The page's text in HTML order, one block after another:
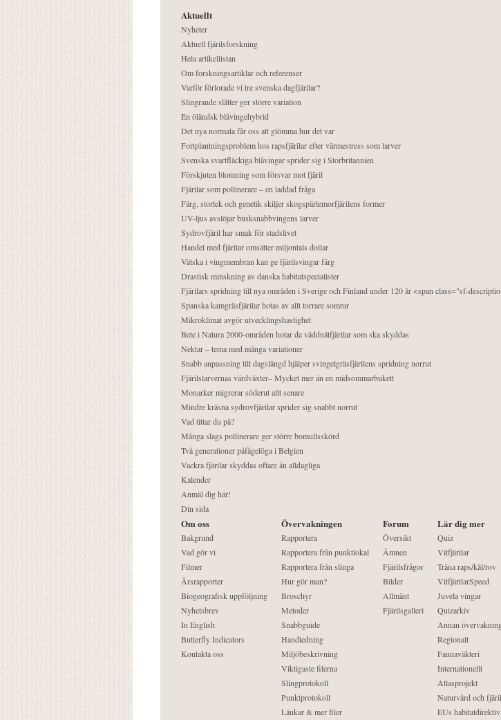
Aktuellt
Nyheter
Aktuell fjärilsforskning
Hela artikellistan
Om forskningsartiklar och referenser
Varför förlorade vi tre svenska dagfjärilar?
Slingrande slåtter ger större variation
En öländsk blåvingehybrid
Det nya normala får oss att glömma hur det var
Fortplantningsproblem hos rapsfjärilar efter värmestress som larver
Svenska svartfläckiga blåvingar sprider sig i Storbritannien
Förskjuten blomning som försvar mot fjäril
Fjärilar som pollinerare – en laddad fråga
Färg, storlek och genetik skiljer skogspärlemorfjärilens former
UV-ljus avslöjar busksnabbvingens larver
Sydrovfjäril har smak för stadslivet
Handel med fjärilar omsätter miljontals dollar
Vätska i vingmembran kan ge fjärilsvingar färg
Drastisk minskning av danska habitatspecialister
Fjärilars spridning till nya områden i Sverige och Finland under 120 år <span class="sf-
Spanska kamgräsfjärilar hotas av allt torrare somrar
Mikroklimat avgör utvecklingshastighet
Bete i Natura 2000-områden hotar de väddnätfjärilar som ska skyddas
Nektar – tema med många variationer
Snabb anpassning till dagslängd hjälper svingelgräsfjärilens spridning norrut
Fjärilslarvernas värdväxter– Mycket mer än en midsommarbukett
Monarker migrerar söderut allt senare
Mindre kräsna sydrovfjärilar sprider sig snabbt norrut
Vad tittar du på?
Många slags pollinerare ger större bomullsskörd
Två generationer påfågelöga i Belgien
Vackra fjärilar skyddas oftare än alldagliga
Kalender
Anmäl dig här!
Din sida
Om oss
Bakgrund
Vad gör vi
Filmer
Årsrapporter
Biogeografisk uppföljning
Nyhetsbrev
In English
Butterfly Indicators
Kontakta oss
Övervakningen
Rapportera
Rapportera från punktlokal
Rapportera från slinga
Hur gör man?
Broschyr
Metoder
Snabbguide
Handledning
Miljöbeskrivning
Viktigaste filerna
Slingprotokoll
Punktprotokoll
Länkar & mer filer
Forum
Översikt
Ämnen
Fjärilsfrågor
Bilder
Allmänt
Fjärilsgalleri
Lär dig mer
Quiz
Vitfjärilar
Träna raps/kål/rov
VitfjärilarSpeed
Juvela vingar
Quizarkiv
Annan
Regionalt
Faunaväkteri
Internationellt
Atlasprojekt
Naturvård och
EUs habitatdirektiv